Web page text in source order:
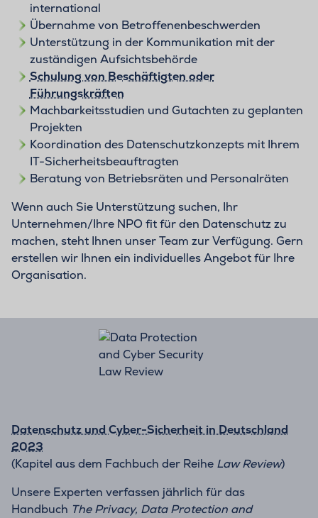
international
Übernahme von Betroffenenbeschwerden
Unterstützung in der Kommunikation mit der
zuständigen Aufsichtsbehörde
Schulung von Beschäftigten oder
Führungskräften
Machbarkeitsstudien und Gutachten zu geplanten
Projekten
Koordination des Datenschutzkonzepts mit Ihrem
IT-Sicherheitsbeauftragten
Beratung von Betriebsräten und Personalräten
Wenn auch Sie Unterstützung suchen, Ihr
Unternehmen/Ihre NPO fit für den Datenschutz zu
machen, steht Ihnen unser Team zur Verfügung. Gern
erstellen wir Ihnen ein individuelles Angebot für Ihre
Organisation.
Datenschutz und Cyber-Sicherheit in Deutschland
2023
(Kapitel aus dem Fachbuch der Reihe Law Review)
Unsere Experten verfassen jährlich für das
Handbuch The Privacy, Data Protection and